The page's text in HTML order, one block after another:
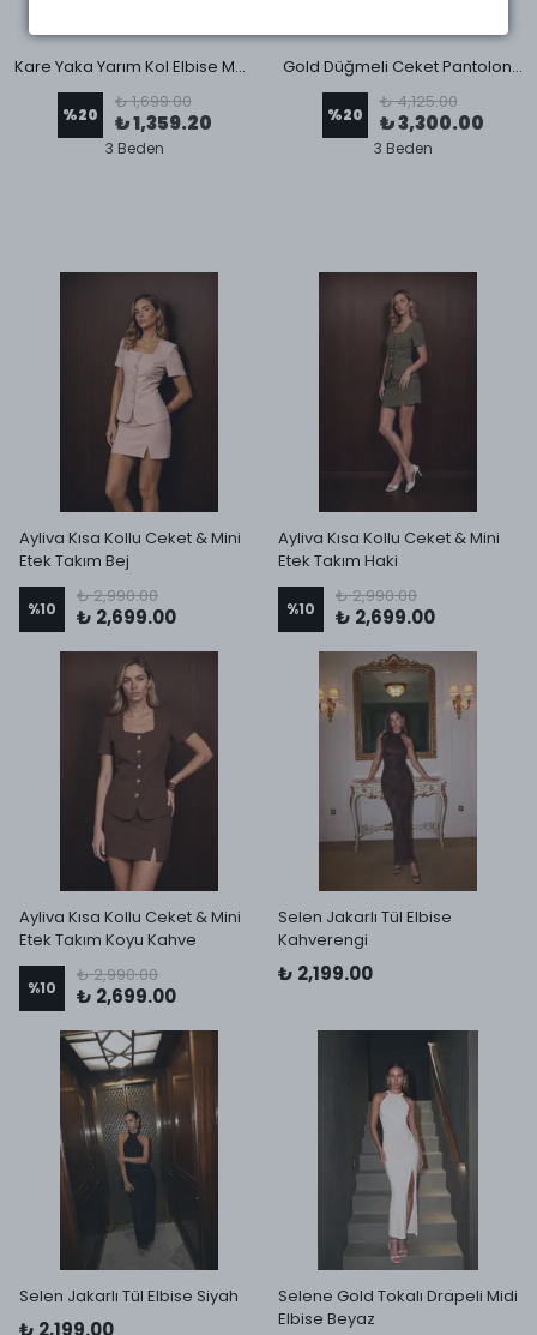
Kare Yaka Yarım Kol Elbise Mavi
%20
₺ 1,699.00
₺ 1,359.20
3 Beden
Gold Düğmeli Ceket Pantolon Takım Siyah
%20
₺ 4,125.00
₺ 3,300.00
3 Beden
Ayliva Kısa Kollu Ceket & Mini
Etek Takım Bej
%10
₺ 2,990.00
₺ 2,699.00
Ayliva Kısa Kollu Ceket & Mini
Etek Takım Haki
%10
₺ 2,990.00
₺ 2,699.00
Ayliva Kısa Kollu Ceket & Mini
Etek Takım Koyu Kahve
%10
₺ 2,990.00
₺ 2,699.00
Selen Jakarlı Tül Elbise
Kahverengi
₺ 2,199.00
Selen Jakarlı Tül Elbise Siyah
₺ 2,199.00
Selene Gold Tokalı Drapeli Midi
Elbise Beyaz